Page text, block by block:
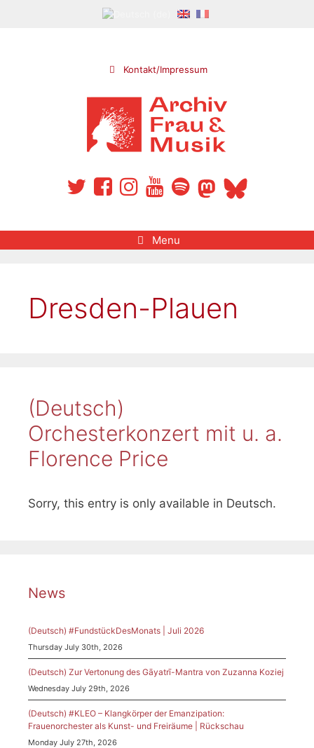
Kontakt/Impressum
Menu
Dresden-Plauen
(Deutsch)
Orchesterkonzert mit u. a.
Florence Price
Sorry, this entry is only available in Deutsch.
News
(Deutsch) #FundstückDesMonats | Juli 2026
Thursday July 30th, 2026
(Deutsch) Zur Vertonung des Gāyatrī-Mantra von Zuzanna Koziej
Wednesday July 29th, 2026
(Deutsch) #KLEO – Klangkörper der Emanzipation:
Frauenorchester als Kunst- und Freiräume | Rückschau
Monday July 27th, 2026